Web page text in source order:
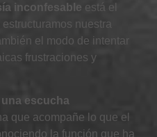
inconfesable está el
nuestra
el modo de intentar
frustraciones y
escucha
que acompañe lo que el
la función que ha